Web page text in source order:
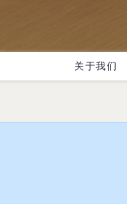
关于我们